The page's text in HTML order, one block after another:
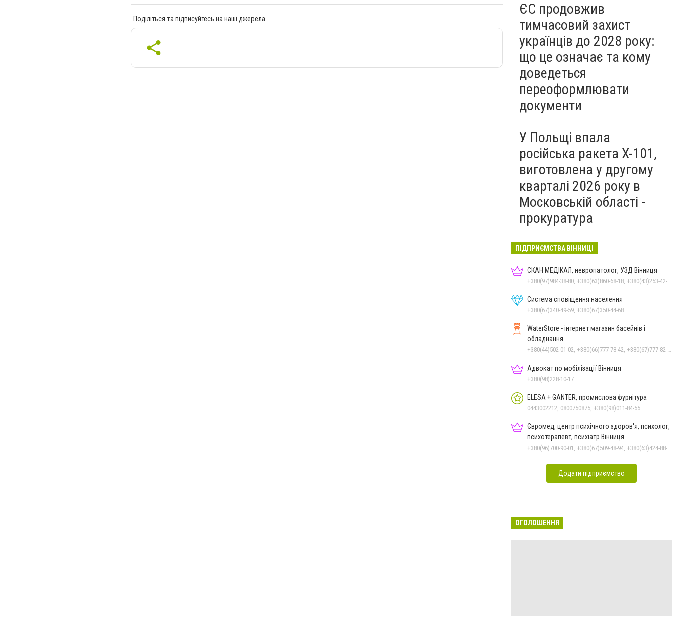
Поділіться та підписуйтесь на наші джерела
ЄС продовжив
тимчасовий захист
українців до 2028 року:
що це означає та кому
доведеться
переоформлювати
документи
У Польщі впала
російська ракета X-101,
виготовлена у другому
кварталі 2026 року в
Московській області -
прокуратура
ПІДПРИЄМСТВА ВІННИЦІ
СКАН МЕДІКАЛ, невропатолог, УЗД Вінниця
+380(97)984-38-80, +380(63)860-68-18, +380(43)253-42-51
Система сповіщення населення
+380(67)340-49-59, +380(67)350-44-68
WaterStore - інтернет магазин басейнів і
обладнання
+380(44)502-01-02, +380(66)777-78-42, +380(67)777-82-19, +380(67)890-80-80, +380(73)890-80-80, +380(44)502-01-03
Адвокат по мобілізації Вінниця
+380(98)228-10-17
ELESA + GANTER, промислова фурнітура
0443002212, 0800750875, +380(98)011-84-55
Євромед, центр психічного здоров'я, психолог,
психотерапевт, психіатр Вінниця
+380(96)700-90-01, +380(67)509-48-94, +380(63)424-88-30
Додати підприємство
ОГОЛОШЕННЯ